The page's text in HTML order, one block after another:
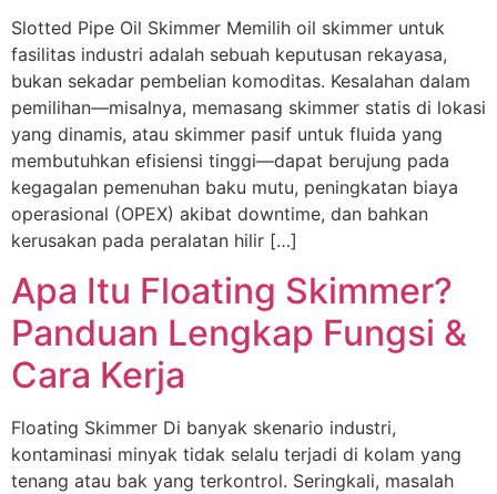
Slotted Pipe Oil Skimmer Memilih oil skimmer untuk
fasilitas industri adalah sebuah keputusan rekayasa,
bukan sekadar pembelian komoditas. Kesalahan dalam
pemilihan—misalnya, memasang skimmer statis di lokasi
yang dinamis, atau skimmer pasif untuk fluida yang
membutuhkan efisiensi tinggi—dapat berujung pada
kegagalan pemenuhan baku mutu, peningkatan biaya
operasional (OPEX) akibat downtime, dan bahkan
kerusakan pada peralatan hilir […]
Apa Itu Floating Skimmer?
Panduan Lengkap Fungsi &
Cara Kerja
Floating Skimmer Di banyak skenario industri,
kontaminasi minyak tidak selalu terjadi di kolam yang
tenang atau bak yang terkontrol. Seringkali, masalah